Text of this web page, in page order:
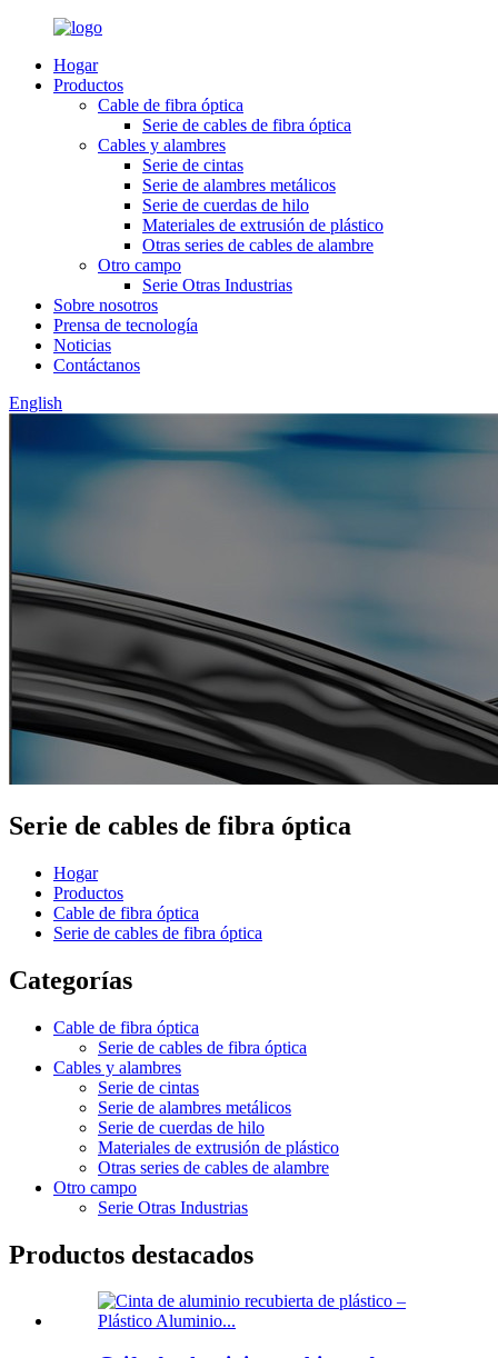
Hogar
Productos
Cable de fibra óptica
Serie de cables de fibra óptica
Cables y alambres
Serie de cintas
Serie de alambres metálicos
Serie de cuerdas de hilo
Materiales de extrusión de plástico
Otras series de cables de alambre
Otro campo
Serie Otras Industrias
Sobre nosotros
Prensa de tecnología
Noticias
Contáctanos
English
Serie de cables de fibra óptica
Hogar
Productos
Cable de fibra óptica
Serie de cables de fibra óptica
Categorías
Cable de fibra óptica
Serie de cables de fibra óptica
Cables y alambres
Serie de cintas
Serie de alambres metálicos
Serie de cuerdas de hilo
Materiales de extrusión de plástico
Otras series de cables de alambre
Otro campo
Serie Otras Industrias
Productos destacados